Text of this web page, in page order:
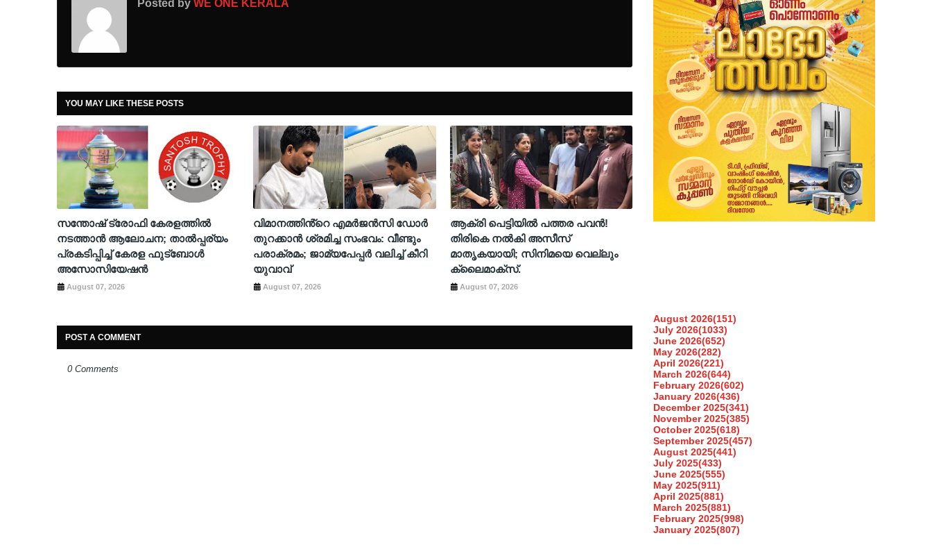
Posted by WE ONE KERALA
YOU MAY LIKE THESE POSTS
സന്തോഷ് ട്രോഫി കേരളത്തിൽ
നടത്താൻ ആലോചന; താൽപ്പര്യം
പ്രകടിപ്പിച്ച് കേരള ഫുട്ബോൾ
അസോസിയേഷൻ
August 07, 2026
വിമാനത്തിൻ്റെ എമർജൻസി ഡോർ
തുറക്കാൻ ശ്രമിച്ച സംഭവം: വീണ്ടും
പരാക്രമം; ജാമ്യപേപ്പർ വലിച്ച് കീറി
യുവാവ്
August 07, 2026
ആക്രി പെട്ടിയിൽ പത്തര പവൻ!
തിരികെ നൽകി അസീസ്
മാതൃകയായി; സിനിമയെ വെല്ലും
ക്ലൈമാക്സ്.
August 07, 2026
POST A COMMENT
0 Comments
August 2026(151)
July 2026(1033)
June 2026(652)
May 2026(282)
April 2026(221)
March 2026(644)
February 2026(602)
January 2026(436)
December 2025(341)
November 2025(385)
October 2025(618)
September 2025(457)
August 2025(441)
July 2025(433)
June 2025(555)
May 2025(911)
April 2025(881)
March 2025(881)
February 2025(998)
January 2025(807)